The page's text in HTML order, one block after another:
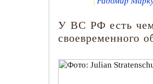
У ВС РФ есть чем
своевременного